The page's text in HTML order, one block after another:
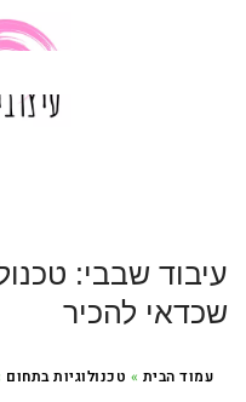
עיבוד שבבי:
שכדאי להכיר
עמוד הבית » טכנולוגיות בתחום